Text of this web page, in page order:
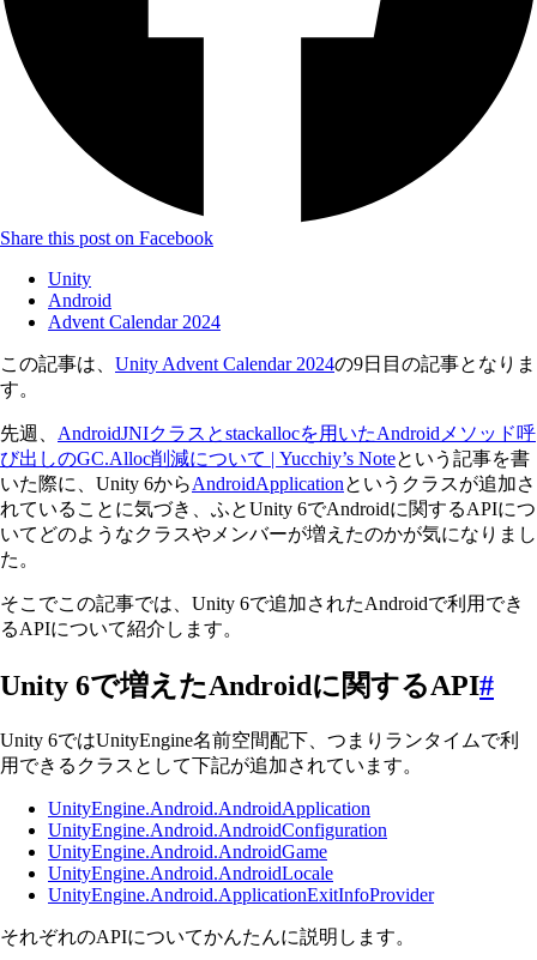
Share this post on Facebook
Unity
Android
Advent Calendar 2024
この記事は、 Unity Advent Calendar 2024の9日目の記事となりま
す。
先週、 AndroidJNIクラスとstackallocを用いたAndroidメソッド呼
び出しのGC.Alloc削減について | Yucchiy’s Noteという記事を書
いた際に、Unity 6からAndroidApplicationというクラスが追加さ
れていることに気づき、ふとUnity 6でAndroidに関するAPIにつ
いてどのようなクラスやメンバーが増えたのかが気になりまし
た。
そこでこの記事では、Unity 6で追加されたAndroidで利用でき
るAPIについて紹介します。
Unity 6で増えたAndroidに関するAPI#
Unity 6ではUnityEngine名前空間配下、つまりランタイムで利
用できるクラスとして下記が追加されています。
UnityEngine.Android.AndroidApplication
UnityEngine.Android.AndroidConfiguration
UnityEngine.Android.AndroidGame
UnityEngine.Android.AndroidLocale
UnityEngine.Android.ApplicationExitInfoProvider
それぞれのAPIについてかんたんに説明します。